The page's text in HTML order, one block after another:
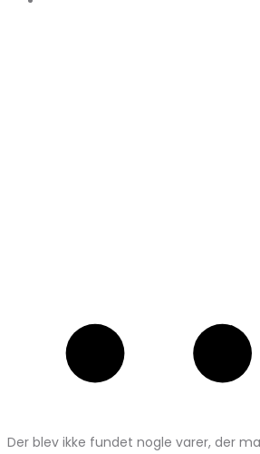
Der blev ikke fundet nogle varer, der